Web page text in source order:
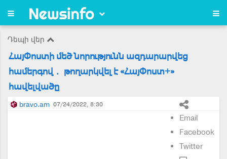
Դեպի վեր
ՀայՓոստի մեծ նորությունն ազդարարվեց
համերգով․ թողարկվել է «ՀայՓոստ+»
հավելվածը
bravo.am 07/24/2022, 8:30
Email
Facebook
Twitter